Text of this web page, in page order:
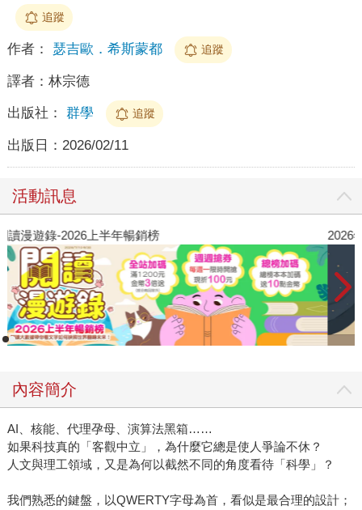
追蹤
作者： 瑟吉歐．希斯蒙都 追蹤
譯者： 林宗德
出版社： 群學 追蹤
出版日： 2026/02/11
活動訊息
閱讀漫遊錄-2026上半年暢銷榜
內容簡介
AI、核能、代理孕母、演算法黑箱……
如果科技真的「客觀中立」，為什麼它總是使人爭論不休？
人文與理工領域，又是為何以截然不同的角度看待「科學」？
我們熟悉的鍵盤，以QWERTY字母為首，看似是最合理的設計；